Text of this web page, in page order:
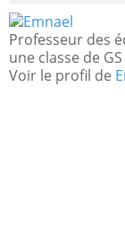
Professeur des
une classe de
Voir le profil de